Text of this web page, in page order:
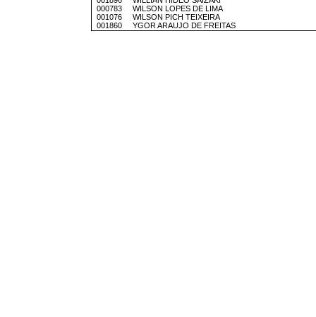
000783 WILSON LOPES DE LIMA
001076 WILSON PICH TEIXEIRA
001860 YGOR ARAUJO DE FREITAS